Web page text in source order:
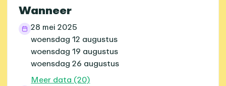
Wanneer
28 mei 2025
woensdag 12 augustus
woensdag 19 augustus
woensdag 26 augustus
Meer data (20)